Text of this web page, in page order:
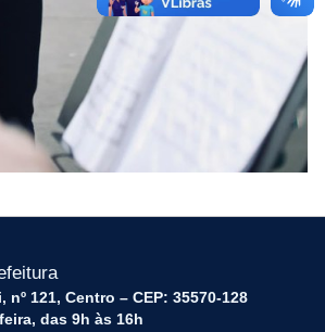
nº 121, Centro – CEP: 35570-128
das 9h às 16h